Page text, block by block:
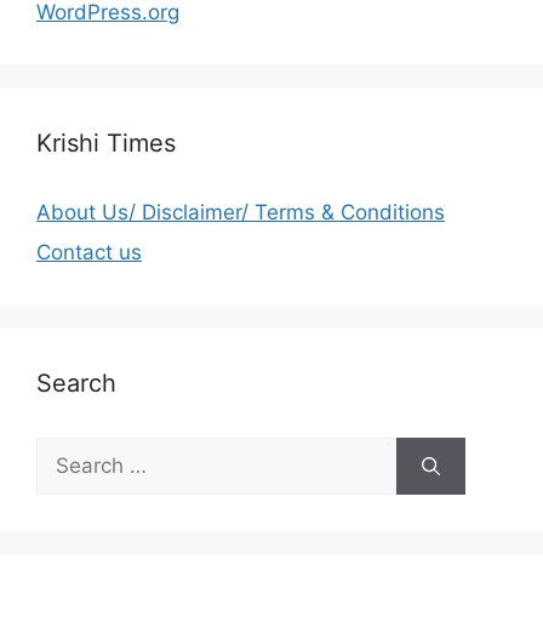
WordPress.org
Krishi Times
About Us/ Disclaimer/ Terms & Conditions
Contact us
Search